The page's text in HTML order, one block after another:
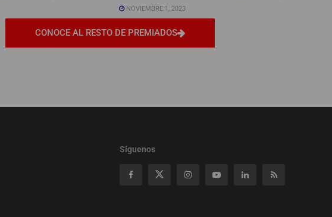
NOVIEMBRE 1, 2023
CONOCE AL RESTO DE PREMIADOS
Síguenos